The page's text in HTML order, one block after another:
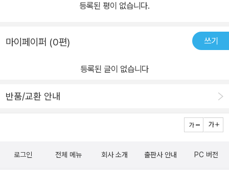
등록된 평이 없습니다.
마이페이퍼 (0편) 쓰기
등록된 글이 없습니다
반품/교환 안내
로그인 전체 메뉴 회사 소개 출판사 안내 PC 버전